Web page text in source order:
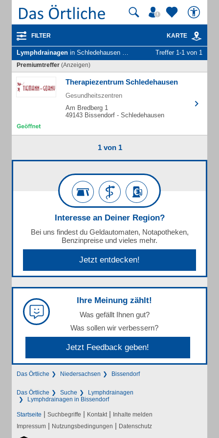
FILTER KARTE
Lymphdrainagen in Schledehausen Gem. Bissendorf Treffer 1-1 von 1
Premiumtreffer (Anzeigen)
Therapiezentrum Schledehausen
Gesundheitszentren
Am Bredberg 1
49143 Bissendorf - Schledehausen
1 von 1
Interesse an Deiner Region?
Bei uns findest du Geldautomaten, Notapotheken,
Benzinpreise und vieles mehr.
Jetzt entdecken!
Ihre Meinung zählt!
Was gefällt Ihnen gut?
Was sollen wir verbessern?
Jetzt Feedback geben!
Das Örtliche Niedersachsen Bissendorf
Das Örtliche Suche
Lymphdrainagen
Lymphdrainagen in Bissendorf
Startseite | Suchbegriffe | Kontakt | Inhalte melden
Impressum | Nutzungsbedingungen | Datenschutz